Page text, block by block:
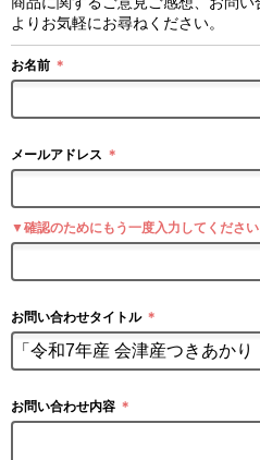
よりお気軽にお尋ねください。
お名前 ＊
メールアドレス ＊
▼確認のためにもう一度入力してください
お問い合わせタイトル ＊
お問い合わせ内容 ＊